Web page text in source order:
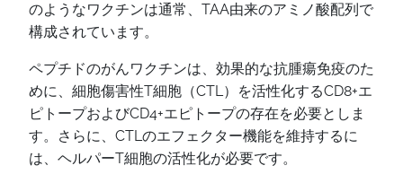
のようなワクチンは通常、TAA由来のアミノ酸配列で
構成されています。
ペプチドのがんワクチンは、効果的な抗腫瘍免疫のた
めに、細胞傷害性T細胞（CTL）を活性化するCD8+エ
ピトープおよびCD4+エピトープの存在を必要としま
す。さらに、CTLのエフェクター機能を維持するに
は、ヘルパーT細胞の活性化が必要です。